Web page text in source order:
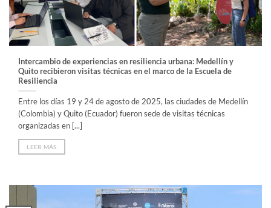
Intercambio de experiencias en resiliencia urbana: Medellín y
Quito recibieron visitas técnicas en el marco de la Escuela de
Resiliencia
Entre los días 19 y 24 de agosto de 2025, las ciudades de Medellín
(Colombia) y Quito (Ecuador) fueron sede de visitas técnicas
organizadas en [...]
LEER MÁS